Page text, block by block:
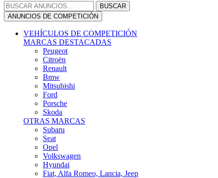
ANUNCIOS DE COMPETICIÓN
VEHÍCULOS DE COMPETICIÓN
MARCAS DESTACADAS
Peugeot
Citroën
Renault
Bmw
Mitsubishi
Ford
Porsche
Skoda
OTRAS MARCAS
Subaru
Seat
Opel
Volkswagen
Hyundai
Fiat, Alfa Romeo, Lancia, Jeep
Toyota